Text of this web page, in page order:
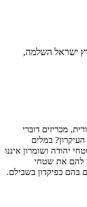
ישראל השלמה,
מכריזים דוברי
במלים
יהודה ושומרון איננו
להם את שטחי
בהם כפיקדון בשבילם.